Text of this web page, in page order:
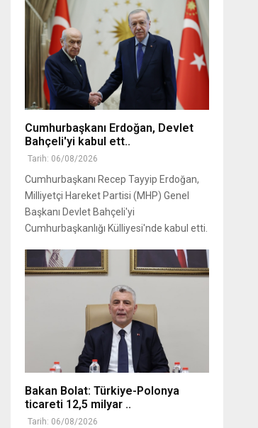
Cumhurbaşkanı Erdoğan, Devlet
Bahçeli'yi kabul ett..
Tarih: 06/08/2026
Cumhurbaşkanı Recep Tayyip Erdoğan,
Milliyetçi Hareket Partisi (MHP) Genel
Başkanı Devlet Bahçeli'yi
Cumhurbaşkanlığı Külliyesi'nde kabul etti.
Bakan Bolat: Türkiye-Polonya
ticareti 12,5 milyar ..
Tarih: 06/08/2026